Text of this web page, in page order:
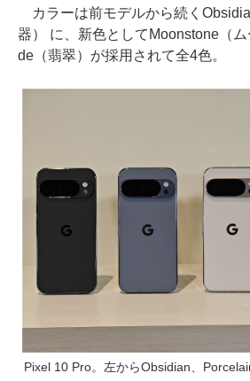
カラーは前モデルから続く
器） に、新色としてMoonstone（
de（翡翠）が採用されて全4色。
Pixel 10 Pro。左からObsidian、